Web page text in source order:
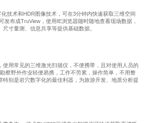
技术和HDR图像技术，可在3分钟内快速获取三维空间
发布成TruView，使用IE浏览器随时随地查看现场数据，
寸量测、信息共享等提供基础数据。
使用常见的三维激光扫描仪，不便携带，且对使用人员的
察野外作业轻便易携，工作不劳累，操作简单，不用整
特别是岩穴数字化的最佳利器，为旅游开发、地质分析提